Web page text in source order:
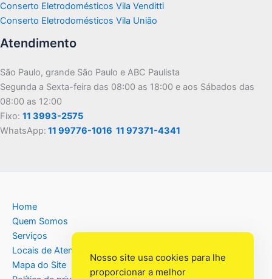
Conserto Eletrodomésticos Vila Venditti
Conserto Eletrodomésticos Vila União
Atendimento
São Paulo, grande São Paulo e ABC Paulista
Segunda a Sexta-feira das 08:00 as 18:00 e aos Sábados das
08:00 as 12:00
Fixo: 11 3993-2575
WhatsApp: 11 99776-1016 11 97371-4341
Home
Quem Somos
Serviços
Locais de Atendimento
Mapa do Site
Nosso site usa cookies para lhe
proporcionar a melhor